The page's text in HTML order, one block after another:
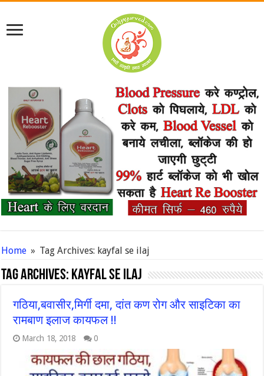
Home » Tag Archives: kayfal se ilaj
Tag Archives: kayfal se ilaj
गठिया,बवासीर,मिर्गी दमा, दांत कण रोग और साइटिका का
रामबाण इलाज कायफल !!
March 18, 2018 0